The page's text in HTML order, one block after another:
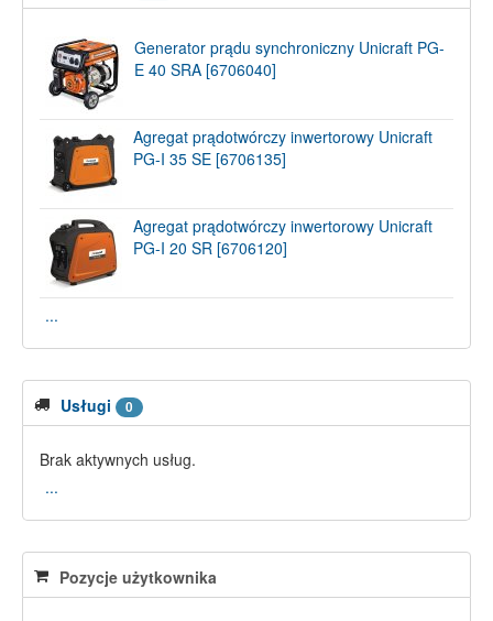
Generator prądu synchroniczny Unicraft PG-
E 40 SRA [6706040]
Agregat prądotwórczy inwertorowy Unicraft
PG-I 35 SE [6706135]
Agregat prądotwórczy inwertorowy Unicraft
PG-I 20 SR [6706120]
...
Usługi 0
Brak aktywnych usług.
...
Pozycje użytkownika